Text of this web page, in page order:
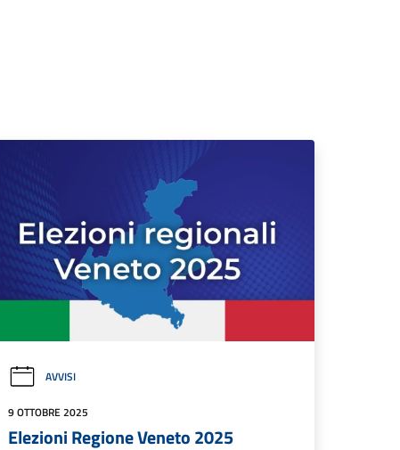
AVVISI
9 OTTOBRE 2025
Elezioni Regione Veneto 2025